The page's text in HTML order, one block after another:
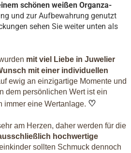
schönen weißen Organza-
und zur Aufbewahrung genutzt
sehen Sie weiter unten als
mit viel Liebe in Juwelier
mit einer individuellen
ewig an einzigartige Momente und
dem persönlichen Wert ist ein
immer eine Wertanlage. ♡
am Herzen, daher werden für die
hochwertige
sollten Schmuck dennoch